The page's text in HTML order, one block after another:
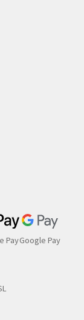
PayGoogle Pay